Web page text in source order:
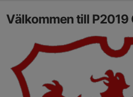
Välkommen till P2019